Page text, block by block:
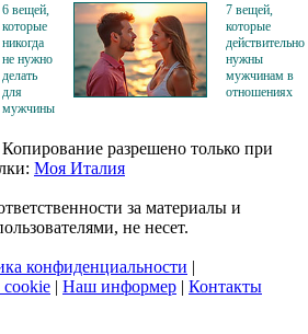
6 вещей,
которые
никогда
не нужно
делать
для
мужчины
7 вещей,
которые
действительно
нужны
мужчинам в
отношениях
разрешено только при
Моя Италия
за материалы и
не несет.
конфиденциальности |
cookie | Наш информер | Контакты